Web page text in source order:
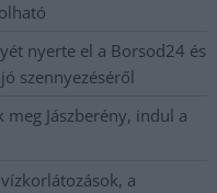
nyerte el a Borsod24 és
szennyezéséről
meg Jászberény, indul a
a